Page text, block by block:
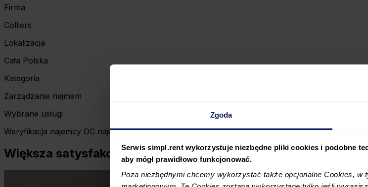
Zgoda
Serwis simpl.rent wykorzystuje niezbędne pliki cookies i podobne
aby mógł prawidłowo funkcjonować.
Poza niezbędnymi chcemy wykorzystać także opcjonalne Cookies,
Firma
Colliers
Lokalizacja
Cała Polska
Kategoria
Zarządzanie najmem
Wybrane usługi
Weryfikacja najemcy OC najemcy Ubezpieczenie czynszu
Większa satysfakcja klientów z Colliers